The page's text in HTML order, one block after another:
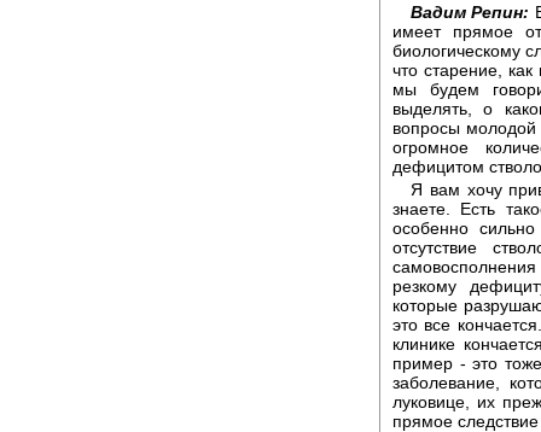
Вадим Репин:
имеет прямое
биологическому
что старение,
мы будем
выделять, о
вопросы молодой
огромное
дефицитом
Я вам хочу
знаете. Есть
особенно
отсутствие
резкому
которые
это все
клинике
пример - это
заболевание,
луковице, их
прямое следствие